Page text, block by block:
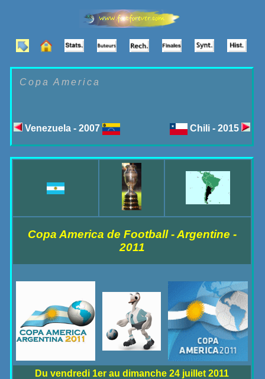
Copa America
Venezuela - 2007 Chili - 2015
Copa America de Football - Argentine -
2011
Du vendredi 1er au dimanche 24 juillet 2011